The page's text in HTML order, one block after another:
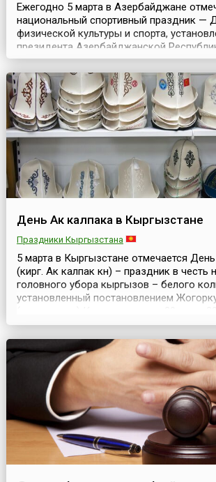
Ежегодно 5 марта в Азербайджане
национальный спортивный праздник —
физической культуры и спорта,
президента Азербайджанской
2005 года.Физическая культура и спорт
совершенствоваться человеку,
укреплению здоровья людей и
функционированию трудовых ресурсов,
итоге, способствует общему экон...
День Ак калпака в Кыргызстане
Праздники Кыргызстана
5 марта в Кыргызстане отмечается
(кирг. Ак калпак күнү) – праздник в честь
головного убора кыргызов – белого
установленный постановлением
VI, в целях сохранения значимости
головного убора. Чтобы, тем самым,
национальные традиции и развить
кыргызского н...